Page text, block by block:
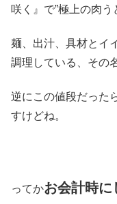
咲く』で”極上の肉う
麺、出汁、具材とイ
調理している、その
逆にこの値段だった
すけどね。
ってかお会計時に